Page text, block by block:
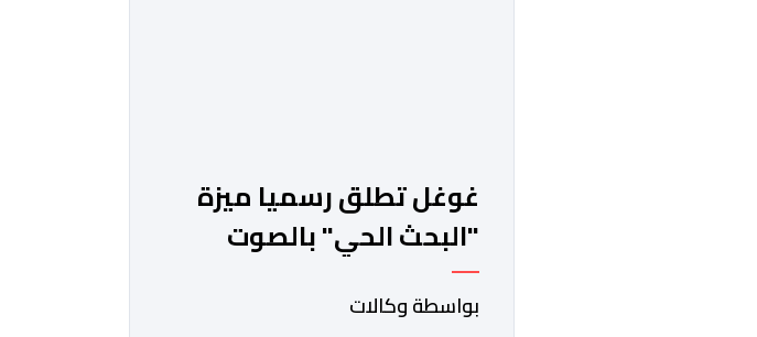
غوغل تطلق رسميا ميزة
"البحث الحي" بالصوت
والكاميرا
بواسطة وكالات